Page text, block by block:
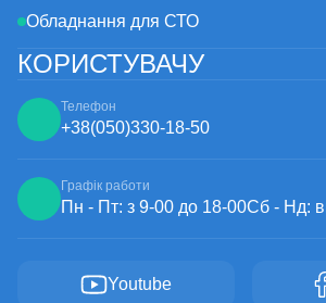
Обладнання для СТО
КОРИСТУВАЧУ
Телефон
+38(050)330-18-50
Графік работи
Пн - Пт: з 9-00 до 18-00Сб - Нд:
Youtube